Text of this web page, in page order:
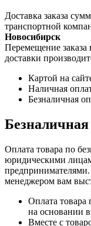
Доставка заказа
транспортной
Новосибирск
Перемещение заказа
доставки
Картой на
Наличная
Безналичная
Безналичная
Оплата товара по
юридическими
предпринимателями.
менеджером вам
Оплата товара
на основании
Вместе с